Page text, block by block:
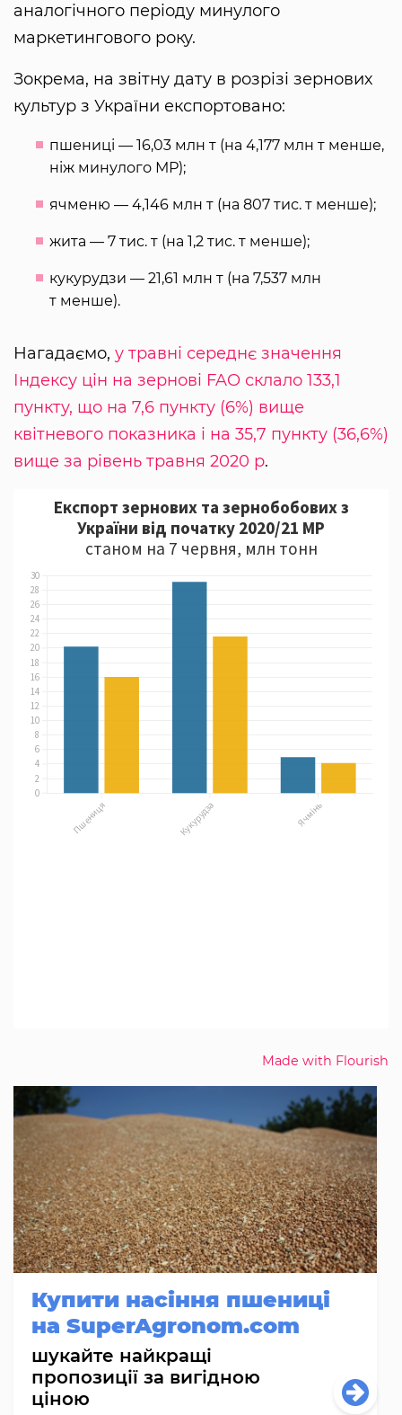
аналогічного періоду минулого
маркетингового року.
Зокрема, на звітну дату в розрізі зернових
культур з України експортовано:
пшениці — 16,03 млн т (на 4,177 млн т менше,
ніж минулого МР);
ячменю — 4,146 млн т (на 807 тис. т менше);
жита — 7 тис. т (на 1,2 тис. т менше);
кукурудзи — 21,61 млн т (на 7,537 млн
т менше).
Нагадаємо, у травні середнє значення
Індексу цін на зернові FAO склало 133,1
пункту, що на 7,6 пункту (6%) вище
квітневого показника і на 35,7 пункту (36,6%)
вище за рівень травня 2020 р.
Made with Flourish
Купити насіння пшениці
на SuperAgronom.com
шукайте найкращі
пропозиції за вигідною
ціною